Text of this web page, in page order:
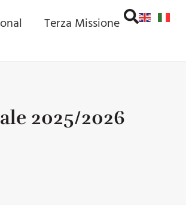
Terza Missione
2025/2026